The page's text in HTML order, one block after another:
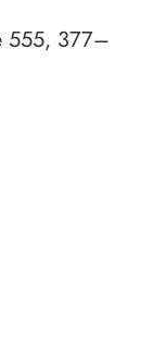
555, 377–